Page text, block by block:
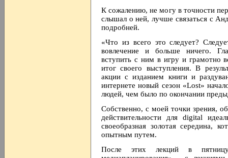
К сожалению, не могу в точности
слышал о ней, лучше связаться с
подробней.
«Что из всего это следует?
вовлечение и больше ничего.
вступить с ним в игру и грамотно
итог своего выступления. В
акции с изданием книги и
интернете новый сезон «Lost»
людей, чем было по окончании
Собственно, с моей точки зрения,
действительности для digital
своеобразная золотая середина,
опытным путем.
После этих лекций в